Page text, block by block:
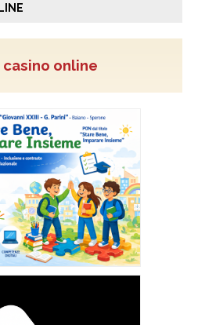
online